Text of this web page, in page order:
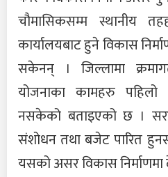
चौमासिकसम्म स्थानीय
कार्यालयबाट हुने विकास
सकेनन् । जिल्लामा
योजनाका कामहरु
नसकेको बताइएको छ ।
संशोधन तथा बजेट पारित
यसको असर विकास निर्माणमा